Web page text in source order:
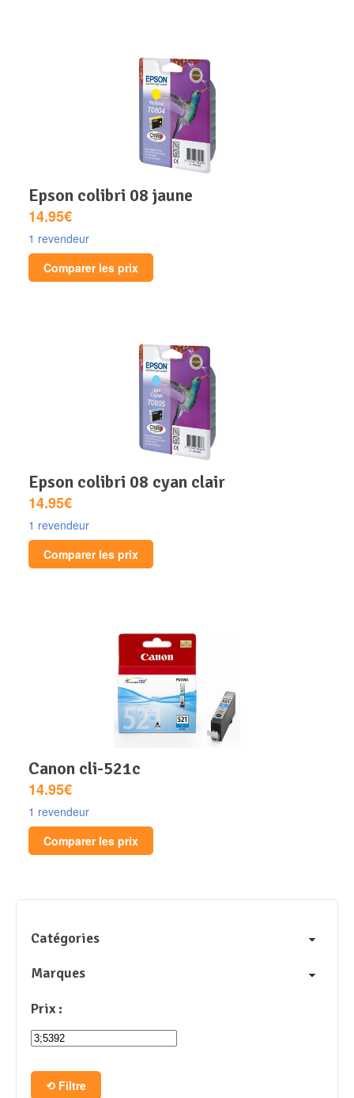
epson colibri 08 jaune
14.95€
1 revendeur
Comparer les prix
epson colibri 08 cyan clair
14.95€
1 revendeur
Comparer les prix
canon cli-521c
14.95€
1 revendeur
Comparer les prix
Catégories
Marques
Prix :
Filtre